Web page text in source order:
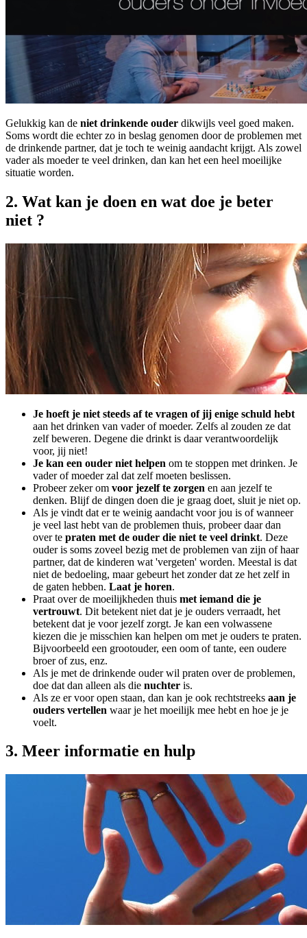
Gelukkig kan de niet drinkende ouder dikwijls veel goed maken.
Soms wordt die echter zo in beslag genomen door de problemen met
de drinkende partner, dat je toch te weinig aandacht krijgt. Als zowel
vader als moeder te veel drinken, dan kan het een heel moeilijke
situatie worden.
2. Wat kan je doen en wat doe je beter
niet ?
Je hoeft je niet steeds af te vragen of jij enige schuld hebt
aan het drinken van vader of moeder. Zelfs al zouden ze dat
zelf beweren. Degene die drinkt is daar verantwoordelijk
voor, jij niet!
Je kan een ouder niet helpen om te stoppen met drinken. Je
vader of moeder zal dat zelf moeten beslissen.
Probeer zeker om voor jezelf te zorgen en aan jezelf te
denken. Blijf de dingen doen die je graag doet, sluit je niet op.
Als je vindt dat er te weinig aandacht voor jou is of wanneer
je veel last hebt van de problemen thuis, probeer daar dan
over te praten met de ouder die niet te veel drinkt. Deze
ouder is soms zoveel bezig met de problemen van zijn of haar
partner, dat de kinderen wat 'vergeten' worden. Meestal is dat
niet de bedoeling, maar gebeurt het zonder dat ze het zelf in
de gaten hebben. Laat je horen.
Praat over de moeilijkheden thuis met iemand die je
vertrouwt. Dit betekent niet dat je je ouders verraadt, het
betekent dat je voor jezelf zorgt. Je kan een volwassene
kiezen die je misschien kan helpen om met je ouders te praten.
Bijvoorbeeld een grootouder, een oom of tante, een oudere
broer of zus, enz.
Als je met de drinkende ouder wil praten over de problemen,
doe dat dan alleen als die nuchter is.
Als ze er voor open staan, dan kan je ook rechtstreeks aan je
ouders vertellen waar je het moeilijk mee hebt en hoe je je
voelt.
3. Meer informatie en hulp